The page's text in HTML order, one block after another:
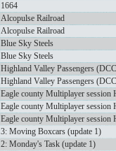
1664
Alcopulse Railroad
Alcopulse Railroad
Blue Sky Steels
Blue Sky Steels
Highland Valley Passengers
Highland Valley Passengers
Eagle county Multiplayer session
Eagle county Multiplayer session
Eagle county Multiplayer session
3: Moving Boxcars (update 1)
2: Monday's Task (update 1)